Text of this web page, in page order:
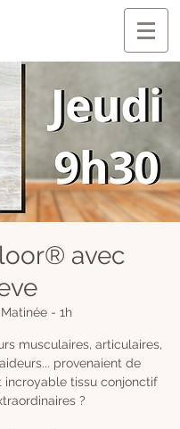
avec
Matinée - 1h
musculaires, articulaires,
provenaient de
incroyable tissu conjonctif
?